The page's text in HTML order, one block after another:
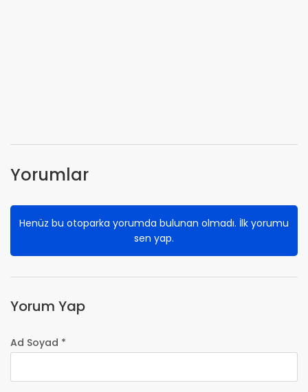
Yorumlar
Henüz bu otoparka yorumda bulunan olmadı. İlk yorumu
sen yap.
Yorum Yap
Ad Soyad *